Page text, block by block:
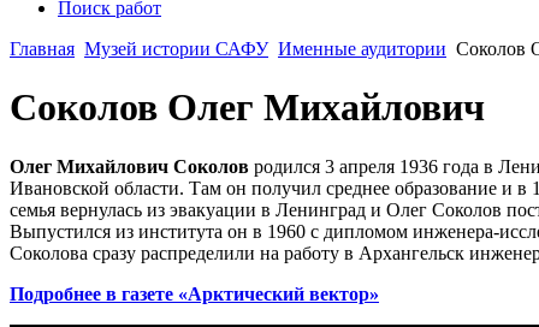
Поиск работ
Главная Музей истории САФУ Именные аудитории Соколов
Соколов Олег Михайлович
Олег Михайлович Соколов родился 3 апреля 1936 года в
Ивановской области. Там он получил среднее образование и
семья вернулась из эвакуации в Ленинград и Олег Соколов
Выпустился из института он в 1960 с дипломом инженера-
Соколова сразу распределили на работу в Архангельск
Подробнее в газете «Арктический вектор»